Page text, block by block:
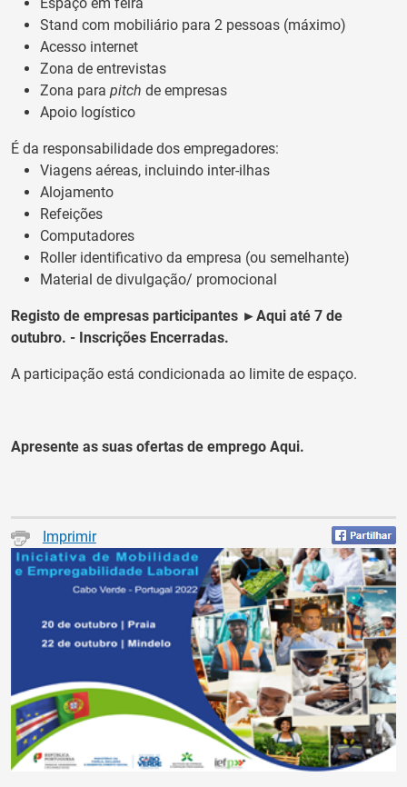
Stand com mobiliário para 2 pessoas (máximo)
Acesso internet
Zona de entrevistas
Zona para pitch de empresas
Apoio logístico
É da responsabilidade dos empregadores:
Viagens aéreas, incluindo inter-ilhas
Alojamento
Refeições
Computadores
Roller identificativo da empresa (ou semelhante)
Material de divulgação/ promocional
Registo de empresas participantes ►Aqui até 7 de
outubro. - Inscrições Encerradas.
A participação está condicionada ao limite de espaço.
Apresente as suas ofertas de emprego Aqui.
Imprimir